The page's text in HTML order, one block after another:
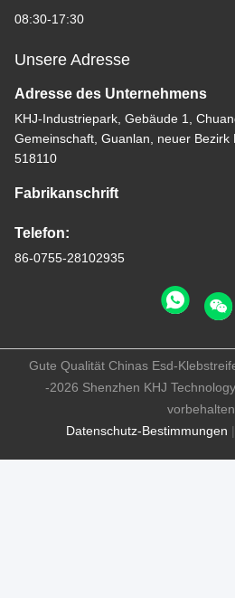
08:30-17:30
Unsere Adresse
Adresse des Unternehmens
KHJ-Industriepark, Gebäude 1,
Gemeinschaft, Guanlan, neuer
518110
Fabrikanschrift
Telefon:
86-0755-28102935
Datenschutz-Bestimmungen |
Gute Qualität Chinas Esd-
-2026 Shenzhen KHJ